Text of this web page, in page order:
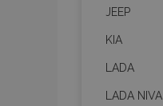
JEEP
KIA
LADA
LADA NIVA